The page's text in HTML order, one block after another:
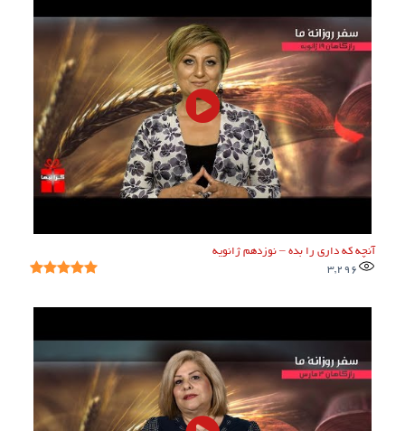
آنچه که داری را بده – نوزدهم ژانویه
3,296